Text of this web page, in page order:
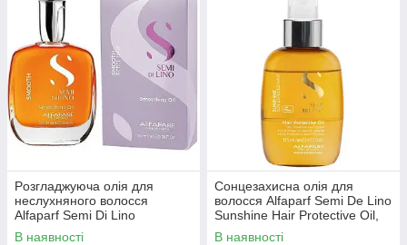
Pозглaджуюча олія для
неслухняного волосся
Alfaparf Semi Di Lino
Smoothing Oil, 100 мл
В наявності
Сонцезахисна олія для
волосся Alfaparf Semi De Lino
Sunshine Hair Protective Oil,
125 мл
В наявності